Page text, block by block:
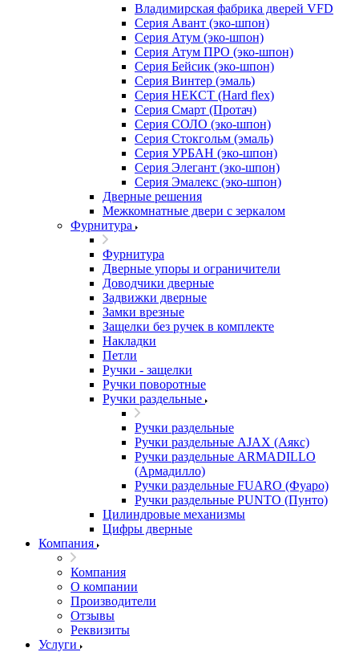
Владимирская фабрика дверей VFD
Серия Авант (эко-шпон)
Серия Атум (эко-шпон)
Серия Атум ПРО (эко-шпон)
Серия Бейсик (эко-шпон)
Серия Винтер (эмаль)
Серия НЕКСТ (Hard flex)
Серия Смарт (Протач)
Серия СОЛО (эко-шпон)
Серия Стокгольм (эмаль)
Серия УРБАН (эко-шпон)
Серия Элегант (эко-шпон)
Серия Эмалекс (эко-шпон)
Дверные решения
Межкомнатные двери c зеркалом
Фурнитура
Фурнитура
Дверные упоры и ограничители
Доводчики дверные
Задвижки дверные
Замки врезные
Защелки без ручек в комплекте
Накладки
Петли
Ручки - защелки
Ручки поворотные
Ручки раздельные
Ручки раздельные
Ручки раздельные AJAX (Аякс)
Ручки раздельные ARMADILLO
(Армадилло)
Ручки раздельные FUARO (Фуаро)
Ручки раздельные PUNTO (Пунто)
Цилиндровые механизмы
Цифры дверные
Компания
Компания
О компании
Производители
Отзывы
Реквизиты
Услуги